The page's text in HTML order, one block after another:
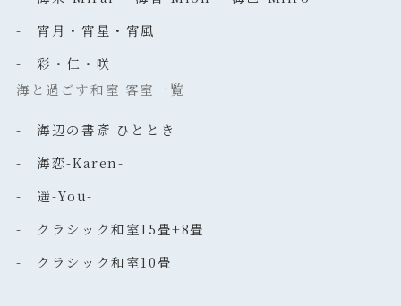
- 宵月・宵星・宵風
- 彩・仁・咲
海と過ごす和室 客室一覧
- 海辺の書斎 ひととき
- 海恋-Karen-
- 遥-You-
- クラシック和室15畳+8畳
- クラシック和室10畳